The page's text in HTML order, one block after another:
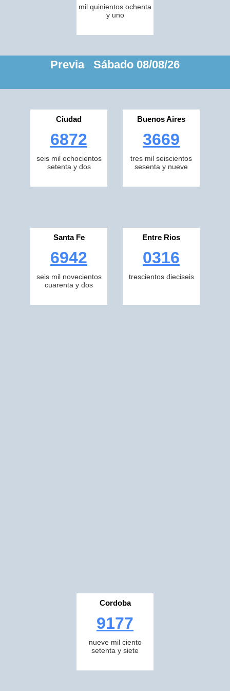
mil quinientos ochenta
y uno
Previa Sábado 08/08/26
Ciudad
6872
seis mil ochocientos
setenta y dos
Buenos Aires
3669
tres mil seiscientos
sesenta y nueve
Santa Fe
6942
seis mil novecientos
cuarenta y dos
Entre Rios
0316
trescientos dieciseis
Cordoba
9177
nueve mil ciento
setenta y siete